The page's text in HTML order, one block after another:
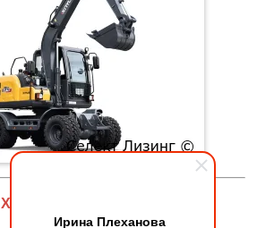
Ирина Плеханова
ХINYUАN C80W